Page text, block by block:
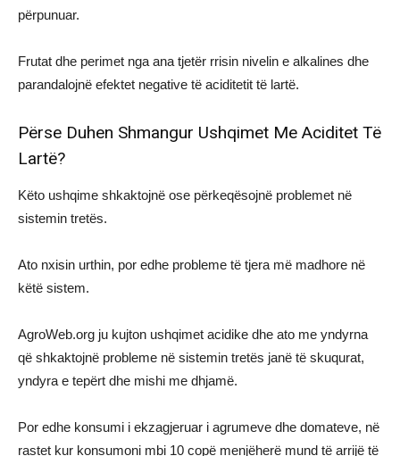
përpunuar.
Frutat dhe perimet nga ana tjetër rrisin nivelin e alkalines dhe
parandalojnë efektet negative të aciditetit të lartë.
Përse Duhen Shmangur Ushqimet Me Aciditet Të
Lartë?
Këto ushqime shkaktojnë ose përkeqësojnë problemet në
sistemin tretës.
Ato nxisin urthin, por edhe probleme të tjera më madhore në
këtë sistem.
AgroWeb.org ju kujton ushqimet acidike dhe ato me yndyrna
që shkaktojnë probleme në sistemin tretës janë të skuqurat,
yndyra e tepërt dhe mishi me dhjamë.
Por edhe konsumi i ekzagjeruar i agrumeve dhe domateve, në
rastet kur konsumoni mbi 10 copë menjëherë mund të arrijë të